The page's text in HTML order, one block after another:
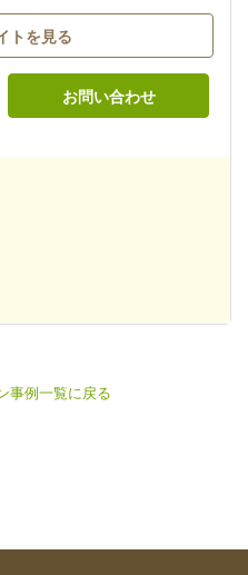
トを見る
お問い合わせ
事例一覧に戻る